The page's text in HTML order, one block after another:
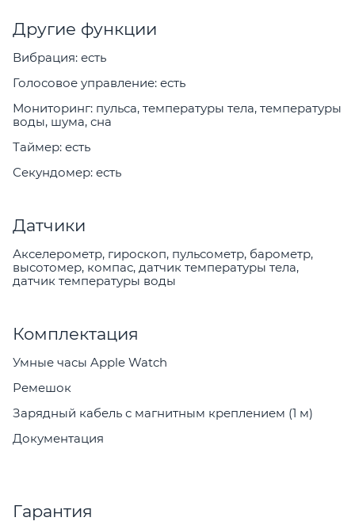
Другие функции
Вибрация: есть
Голосовое управление: есть
Мониторинг: пульса, температуры тела, температуры
воды, шума, сна
Таймер: есть
Секундомер: есть
Датчики
Акселерометр, гироскоп, пульсометр, барометр,
высотомер, компас, датчик температуры тела,
датчик температуры воды
Комплектация
Умные часы Apple Watch
Ремешок
Зарядный кабель с магнитным креплением (1 м)
Документация
Гарантия